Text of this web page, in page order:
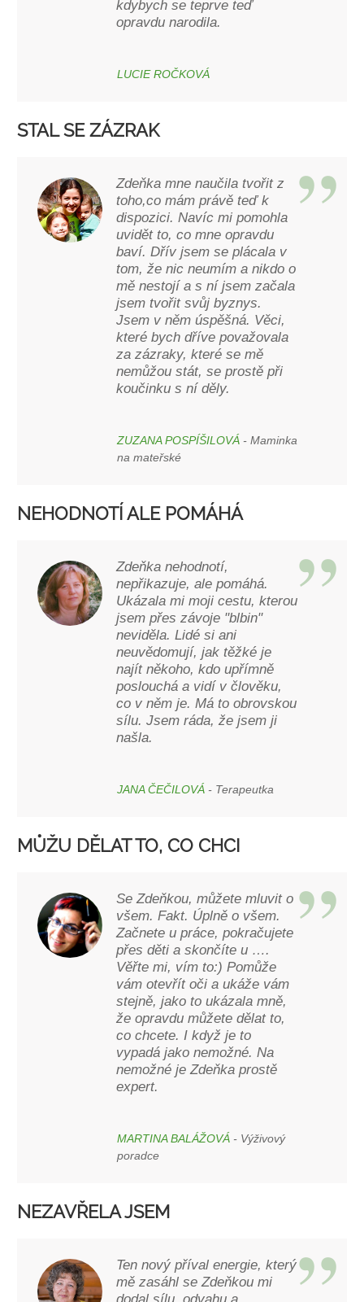
kdybych se teprve teď
opravdu narodila.
LUCIE ROČKOVÁ
STAL SE ZÁZRAK
Zdeňka mne naučila tvořit z
toho,co mám právě teď k
dispozici. Navíc mi pomohla
uvidět to, co mne opravdu
baví. Dřív jsem se plácala v
tom, že nic neumím a nikdo o
mě nestojí a s ní jsem začala
jsem tvořit svůj byznys.
Jsem v něm úspěšná. Věci,
které bych dříve považovala
za zázraky, které se mě
nemůžou stát, se prostě při
koučinku s ní děly.
ZUZANA POSPÍŠILOVÁ - Maminka
na mateřské
NEHODNOTÍ ALE POMÁHÁ
Zdeňka nehodnotí,
nepřikazuje, ale pomáhá.
Ukázala mi moji cestu, kterou
jsem přes závoje "blbin"
neviděla. Lidé si ani
neuvědomují, jak těžké je
najít někoho, kdo upřímně
poslouchá a vidí v člověku,
co v něm je. Má to obrovskou
sílu. Jsem ráda, že jsem ji
našla.
JANA ČEČILOVÁ - Terapeutka
MŮŽU DĚLAT TO, CO CHCI
Se Zdeňkou, můžete mluvit o
všem. Fakt. Úplně o všem.
Začnete u práce, pokračujete
přes děti a skončíte u ….
Věřte mi, vím to:) Pomůže
vám otevřít oči a ukáže vám
stejně, jako to ukázala mně,
že opravdu můžete dělat to,
co chcete. I když je to
vypadá jako nemožné. Na
nemožné je Zdeňka prostě
expert.
MARTINA BALÁŽOVÁ - Výživový
poradce
NEZAVŘELA JSEM
Ten nový příval energie, který
mě zasáhl se Zdeňkou mi